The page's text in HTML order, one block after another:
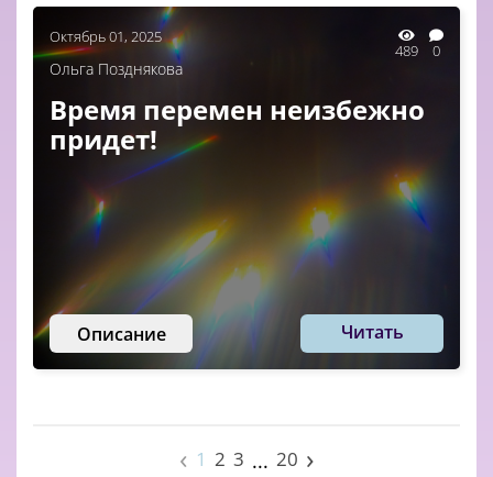
Октябрь 01, 2025
489 0
Ольга Позднякова
Время перемен неизбежно
придет!
Описание Читать
‹ 1 2 3 ... 20 ›